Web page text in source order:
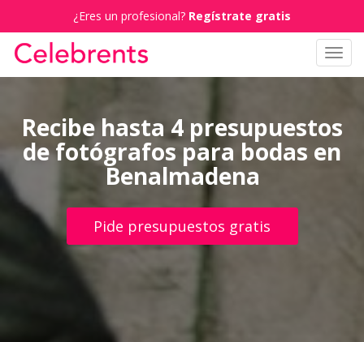
¿Eres un profesional? Regístrate gratis
Recibe hasta 4 presupuestos
de fotógrafos para bodas en
Benalmadena
Pide presupuestos gratis